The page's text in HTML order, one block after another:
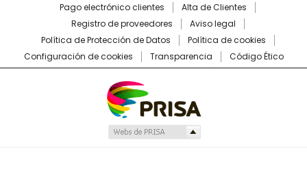
Pago electrónico clientes
Alta de Clientes
Registro de proveedores
Aviso legal
Política de Protección de Datos
Política de cookies
Configuración de cookies
Transparencia Código Ético